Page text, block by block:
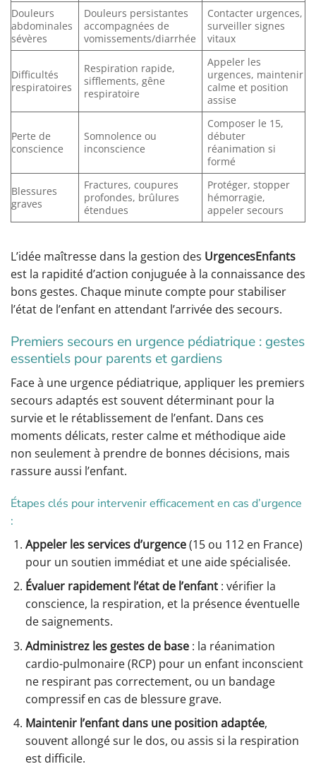
Douleurs
abdominales
sévères
Douleurs persistantes
accompagnées de
vomissements/diarrhée
Contacter urgences,
surveiller signes
vitaux
Difficultés
respiratoires
Respiration rapide,
sifflements, gêne
respiratoire
Appeler les
urgences, maintenir
calme et position
assise
Perte de
conscience
Somnolence ou
inconscience
Composer le 15,
débuter
réanimation si
formé
Blessures
graves
Fractures, coupures
profondes, brûlures
étendues
Protéger, stopper
hémorragie,
appeler secours
L’idée maîtresse dans la gestion des UrgencesEnfants
est la rapidité d’action conjuguée à la connaissance des
bons gestes. Chaque minute compte pour stabiliser
l’état de l’enfant en attendant l’arrivée des secours.
Premiers secours en urgence pédiatrique : gestes
essentiels pour parents et gardiens
Face à une urgence pédiatrique, appliquer les premiers
secours adaptés est souvent déterminant pour la
survie et le rétablissement de l’enfant. Dans ces
moments délicats, rester calme et méthodique aide
non seulement à prendre de bonnes décisions, mais
rassure aussi l’enfant.
Étapes clés pour intervenir efficacement en cas d’urgence
:
Appeler les services d’urgence(15 ou 112 en France)
pour un soutien immédiat et une aide spécialisée.
Évaluer rapidement l’état de l’enfant: vérifier la
conscience, la respiration, et la présence éventuelle
de saignements.
Administrez les gestes de base: la réanimation
cardio-pulmonaire (RCP) pour un enfant inconscient
ne respirant pas correctement, ou un bandage
compressif en cas de blessure grave.
Maintenir l’enfant dans une position adaptée,
souvent allongé sur le dos, ou assis si la respiration
est difficile.